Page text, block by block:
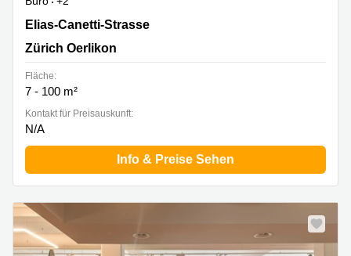
Elias-Canetti-Strasse 2, Zürich Oerlikon
Elias-Canetti-Strasse
Zürich Oerlikon
Fläche:
7 - 100 m²
Kontakt für Preisauskunft:
N/A
Info & Preise Sehen